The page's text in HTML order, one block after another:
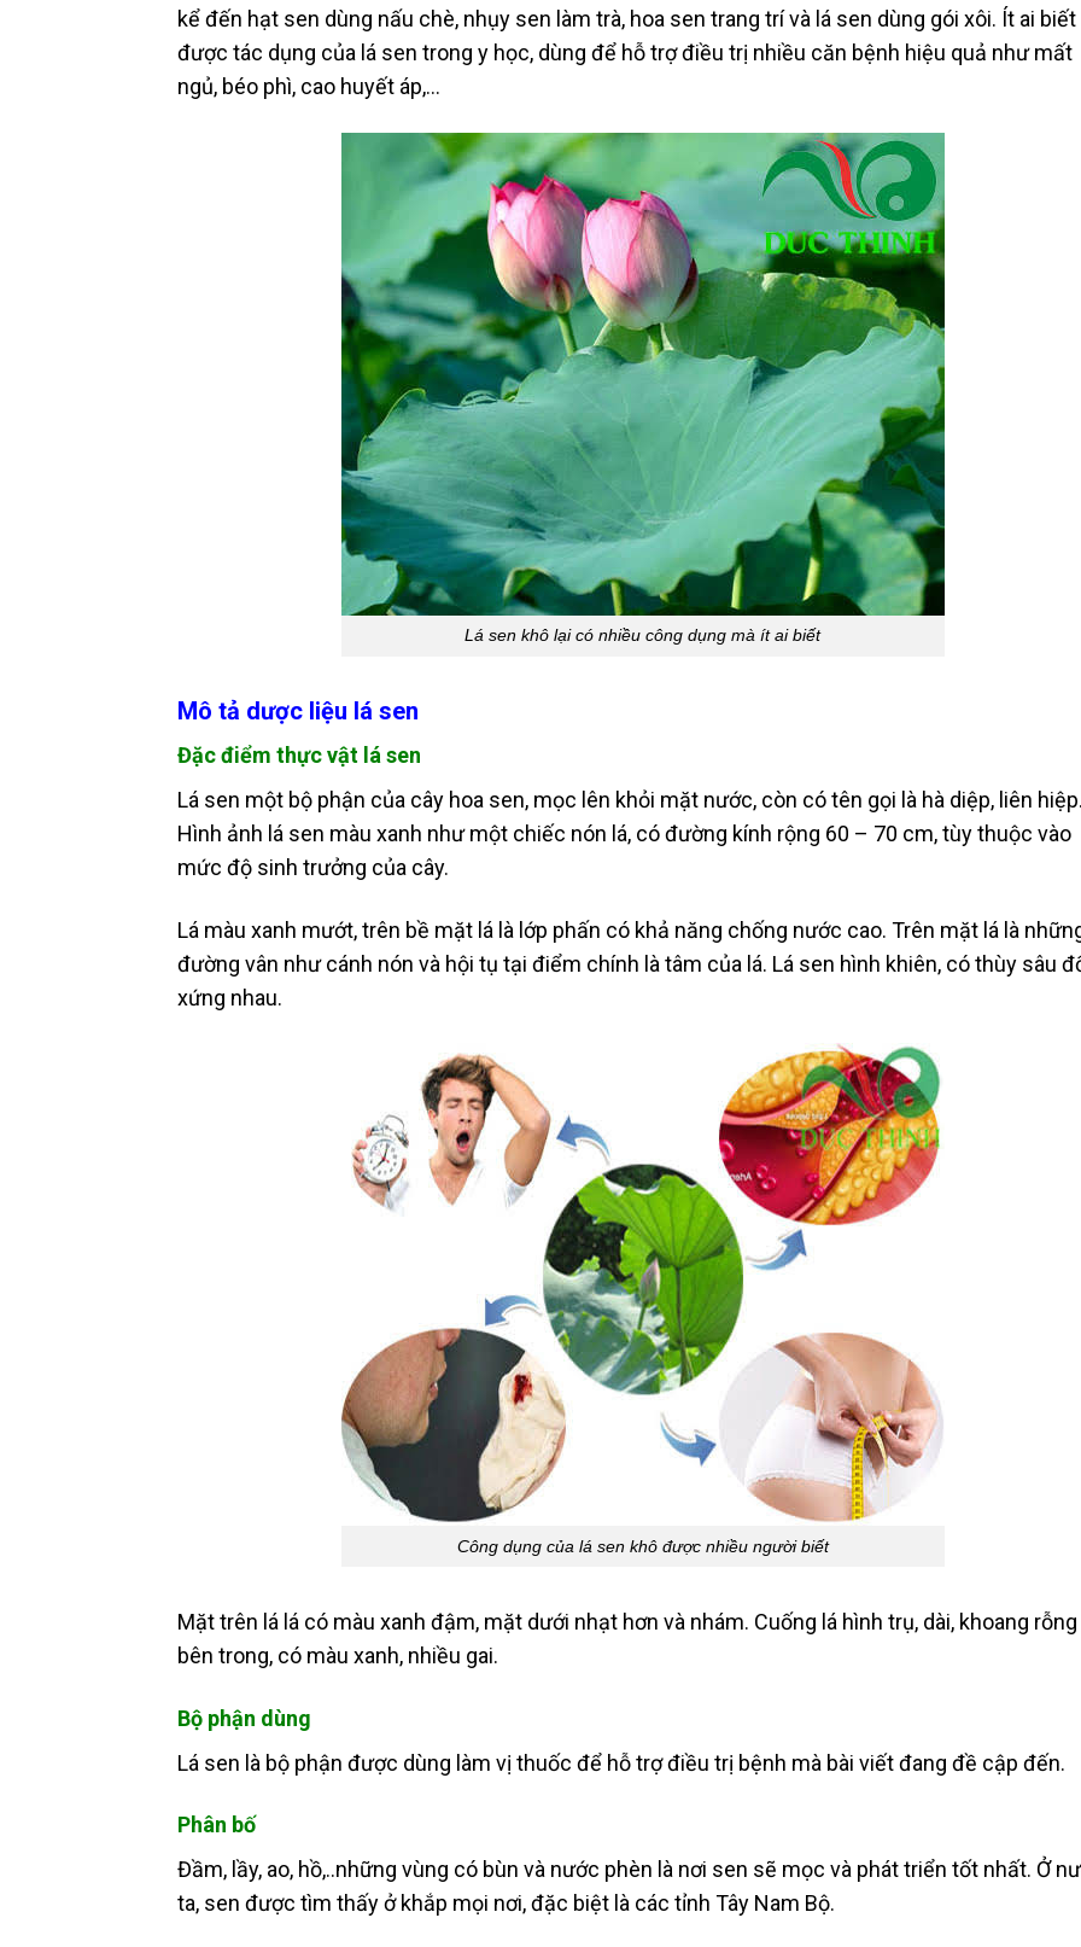
kể đến hạt sen dùng nấu chè, nhụy sen làm trà, hoa sen trang trí và lá sen dùng gói xôi. Ít ai biết
được tác dụng của lá sen trong y học, dùng để hỗ trợ điều trị nhiều căn bệnh hiệu quả như mất
ngủ, béo phì, cao huyết áp,…
Lá sen khô lại có nhiều công dụng mà ít ai biết
Mô tả dược liệu lá sen
Đặc điểm thực vật lá sen
Lá sen một bộ phận của cây hoa sen, mọc lên khỏi mặt nước, còn có tên gọi là hà diệp, liên hiệp.
Hình ảnh lá sen màu xanh như một chiếc nón lá, có đường kính rộng 60 – 70 cm, tùy thuộc vào
mức độ sinh trưởng của cây.
Lá màu xanh mướt, trên bề mặt lá là lớp phấn có khả năng chống nước cao. Trên mặt lá là
đường vân như cánh nón và hội tụ tại điểm chính là tâm của lá. Lá sen hình khiên, có thùy sâu
xứng nhau.
Công dụng của lá sen khô được nhiều người biết
Mặt trên lá lá có màu xanh đậm, mặt dưới nhạt hơn và nhám. Cuống lá hình trụ, dài, khoang rỗng
bên trong, có màu xanh, nhiều gai.
Bộ phận dùng
Lá sen là bộ phận được dùng làm vị thuốc để hỗ trợ điều trị bệnh mà bài viết đang đề cập đến.
Phân bố
Đầm, lầy, ao, hồ,..những vùng có bùn và nước phèn là nơi sen sẽ mọc và phát triển tốt nhất. Ở
ta, sen được tìm thấy ở khắp mọi nơi, đặc biệt là các tỉnh Tây Nam Bộ.